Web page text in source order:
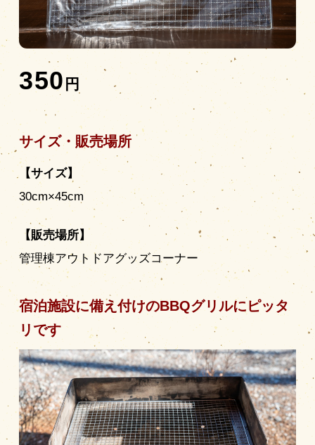
350 円
サイズ・販売場所
【サイズ】
30cm×45cm
【販売場所】
管理棟アウトドアグッズコーナー
宿泊施設に備え付けのBBQグリルにピッタ
リです